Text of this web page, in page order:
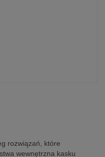
rozwiązań, które
wewnętrzna kasku